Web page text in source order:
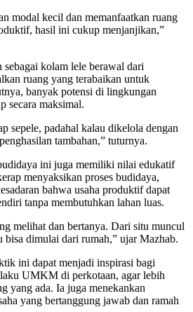
modal kecil dan memanfaatkan ruang
hasil ini cukup menjanjikan,”
sebagai kolam lele berawal dari
ruang yang terabaikan untuk
banyak potensi di lingkungan
secara maksimal.
sepele, padahal kalau dikelola dengan
tambahan,” tuturnya.
ini juga memiliki nilai edukatif
menyaksikan proses budidaya,
bahwa usaha produktif dapat
tanpa membutuhkan lahan luas.
melihat dan bertanya. Dari situ muncul
bisa dimulai dari rumah,” ujar Mazhab.
ini dapat menjadi inspirasi bagi
UMKM di perkotaan, agar lebih
yang ada. Ia juga menekankan
yang bertanggung jawab dan ramah